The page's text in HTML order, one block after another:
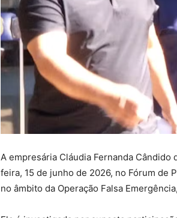
A empresária Cláudia Fernanda
feira, 15 de junho de 2026, no Fórum de
no âmbito da Operação Falsa